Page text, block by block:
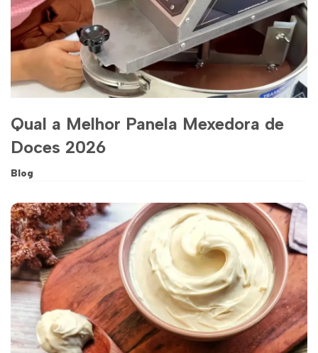
Qual a Melhor Panela Mexedora de
Doces 2026
Blog